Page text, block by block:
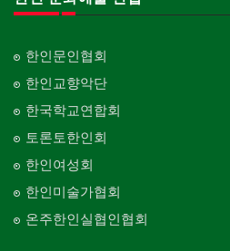
한인문인협회
한인교향악단
한국학교연합회
토론토한인회
한인여성회
한인미술가협회
온주한인실협인협회